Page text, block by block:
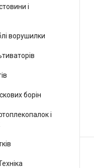
і
ворушилки
борін
і